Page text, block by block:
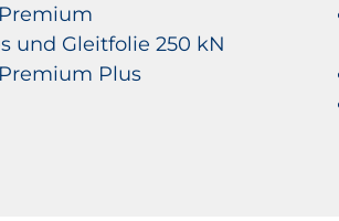
und Gleitfolie 250 kN
Plus